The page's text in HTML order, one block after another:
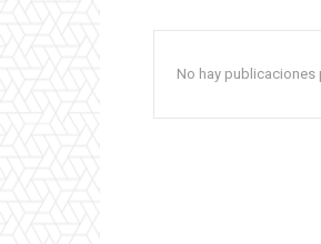
No hay publicaciones